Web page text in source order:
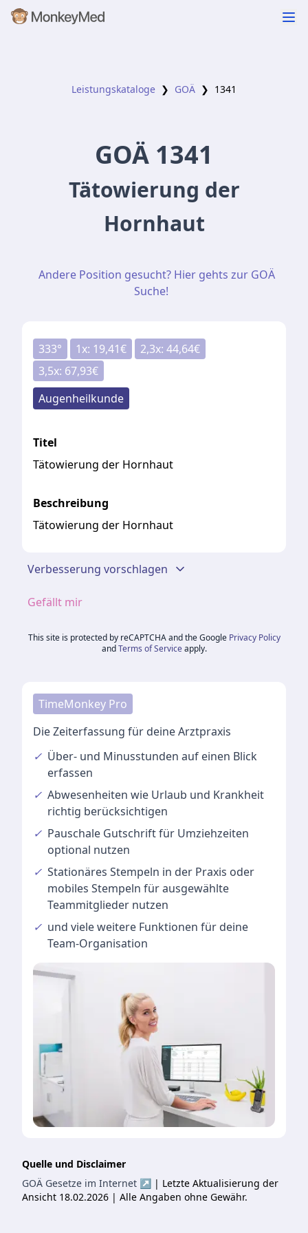
Leistungskataloge ❯ GOÄ ❯ 1341
GOÄ 1341
Tätowierung der
Hornhaut
Andere Position gesucht? Hier gehts zur GOÄ
Suche!
333° 1x: 19,41€ 2,3x: 44,64€
3,5x: 67,93€
Augenheilkunde
Titel
Tätowierung der Hornhaut
Beschreibung
Tätowierung der Hornhaut
Verbesserung vorschlagen
Gefällt mir
This site is protected by reCAPTCHA and the Google Privacy Policy
and Terms of Service apply.
TimeMonkey Pro
Die Zeiterfassung für deine Arztpraxis
✓ Über- und Minusstunden auf einen Blick
erfassen
✓ Abwesenheiten wie Urlaub und Krankheit
richtig berücksichtigen
✓ Pauschale Gutschriftfür Umziehzeiten
optional nutzen
✓ Stationäres Stempeln in der Praxis oder
mobiles Stempeln für ausgewählte
Teammitglieder nutzen
✓ und vieleweitere Funktionen für deine
Team-Organisation
Quelle und Disclaimer
GOÄ Gesetze im Internet ↗ | Letzte Aktualisierung der
Ansicht 18.02.2026 | Alle Angaben ohne Gewähr.